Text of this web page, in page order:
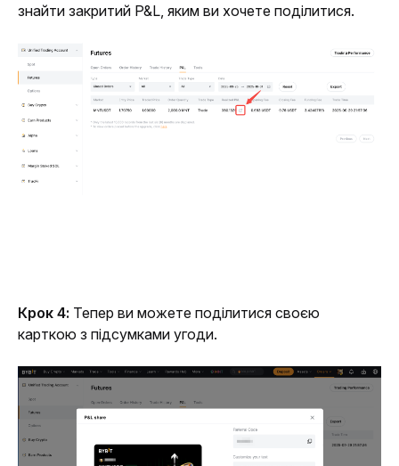
знайти закритий P&L, яким ви хочете поділитися.
Крок 4: Тепер ви можете поділитися своєю
карткою з підсумками угоди.